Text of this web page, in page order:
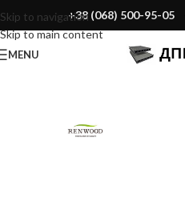
Skip to navigation
Skip to main content
+38 (068) 500-95-05
MENU